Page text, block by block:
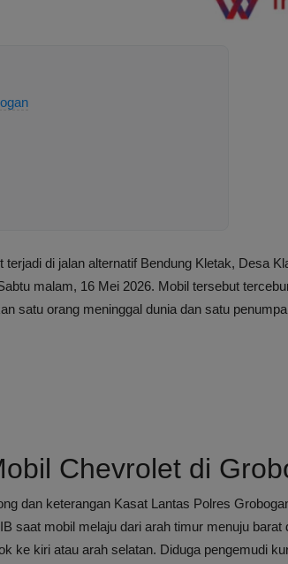
di jalan alternatif Bendung Kletak, Desa
malam, 16 Mei 2026. Mobil tersebut
satu orang meninggal dunia dan satu
Chevrolet di
dan keterangan Kasat Lantas Polres
saat mobil melaju dari arah timur menuju barat
ke kiri atau arah selatan. Diduga pengemudi